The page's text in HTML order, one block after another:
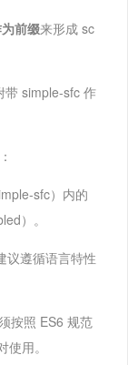
前缀来形成 sc
带 simple-sfc 作
sfc）内的
）。
议遵循语言特性
按照 ES6 规范
用。